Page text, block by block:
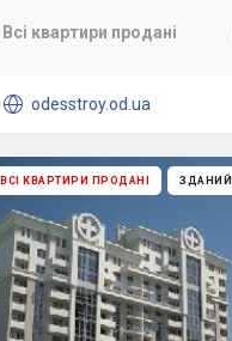
Всі квартири продані
 odesstroy.od.ua
ВСІ КВАРТИРИ ПРОДАНІ ЗДАНИЙ